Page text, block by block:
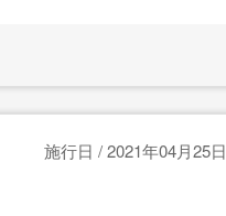
施行日 / 2021年04月25日